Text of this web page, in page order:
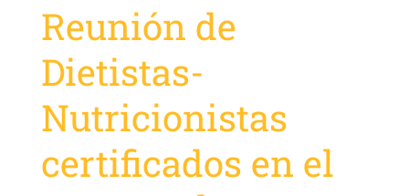
Reunión de
Dietistas-
Nutricionistas
certificados en el